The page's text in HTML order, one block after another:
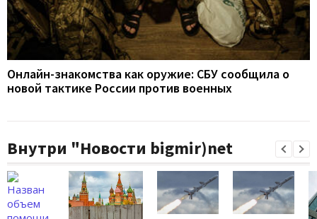
Онлайн-знакомства как оружие: СБУ сообщила о
новой тактике России против военных
Внутри "Новости bigmir)net